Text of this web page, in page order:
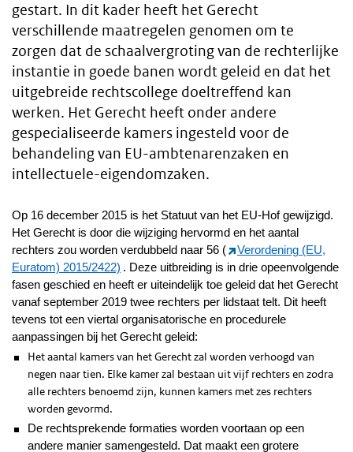
gestart. In dit kader heeft het Gerecht
verschillende maatregelen genomen om te
zorgen dat de schaalvergroting van de rechterlijke
instantie in goede banen wordt geleid en dat het
uitgebreide rechtscollege doeltreffend kan
werken. Het Gerecht heeft onder andere
gespecialiseerde kamers ingesteld voor de
behandeling van EU-ambtenarenzaken en
intellectuele-eigendomzaken.
Op 16 december 2015 is het Statuut van het EU-Hof gewijzigd.
Het Gerecht is door die wijziging hervormd en het aantal
rechters zou worden verdubbeld naar 56 (
Verordening (EU,
Euratom) 2015/2422) . Deze uitbreiding is in drie opeenvolgende
fasen geschied en heeft er uiteindelijk toe geleid dat het Gerecht
vanaf september 2019 twee rechters per lidstaat telt. Dit heeft
tevens tot een viertal organisatorische en procedurele
aanpassingen bij het Gerecht geleid:
Het aantal kamers van het Gerecht zal worden verhoogd van
negen naar tien. Elke kamer zal bestaan uit vijf rechters en zodra
alle rechters benoemd zijn, kunnen kamers met zes rechters
worden gevormd.
De rechtsprekende formaties worden voortaan op een
andere manier samengesteld. Dat maakt een grotere